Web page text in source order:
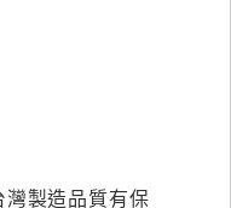
灣製造品質有保